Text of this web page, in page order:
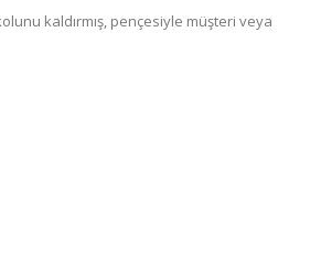
kaldırmış, pençesiyle müşteri veya